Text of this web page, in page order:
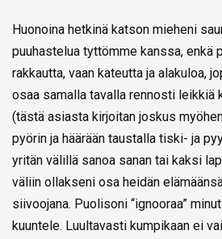
Huonoina hetkinä katson mieheni
puuhastelua tyttömme kanssa, enkä
rakkautta, vaan kateutta ja alakuloa,
osaa samalla tavalla rennosti leikkiä
(tästä asiasta kirjoitan joskus
pyörin ja häärään taustalla tiski- ja
yritän välillä sanoa sanan tai kaksi
väliin ollakseni osa heidän
siivoojana. Puolisoni “ignooraa”
kuuntele. Luultavasti kumpikaan ei